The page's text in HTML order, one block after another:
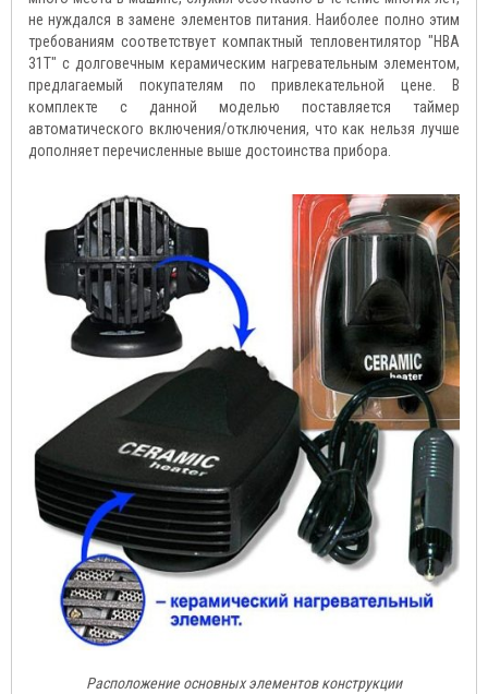
не нуждался в замене элементов питания. Наиболее полно этим
требованиям соответствует компактный тепловентилятор "HBA
31T" с долговечным керамическим нагревательным элементом,
предлагаемый покупателям по привлекательной цене. В
комплекте с данной моделью поставляется таймер
автоматического включения/отключения, что как нельзя лучше
дополняет перечисленные выше достоинства прибора.
Расположение основных элементов конструкции